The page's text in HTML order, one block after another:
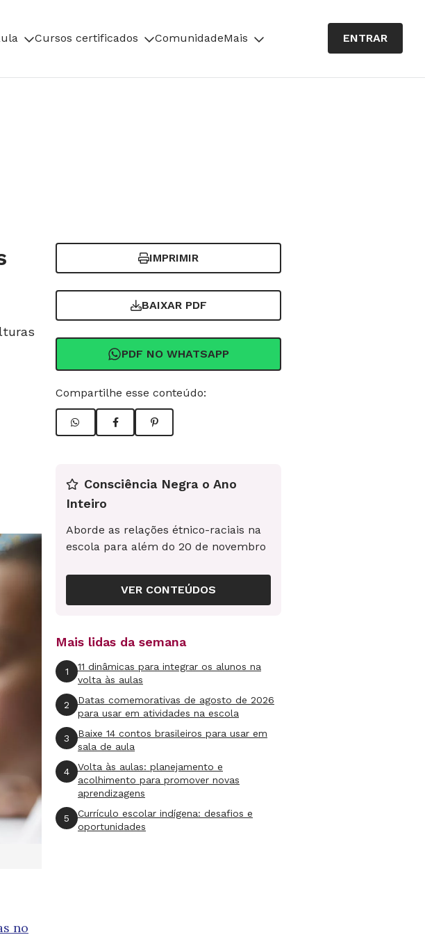
Cursos certificados ComunidadeMais ENTRAR
IMPRIMIR
BAIXAR PDF
PDF NO WHATSAPP
Compartilhe esse conteúdo:
no
Consciência Negra o Ano
Inteiro
Aborde as relações étnico-raciais na
escola para além do 20 de novembro
VER CONTEÚDOS
Mais lidas da semana
1
11 dinâmicas para integrar os alunos na
volta às aulas
2
Datas comemorativas de agosto de 2026
para usar em atividades na escola
3
Baixe 14 contos brasileiros para usar em
sala de aula
4
Volta às aulas: planejamento e
acolhimento para promover novas
aprendizagens
5
Currículo escolar indígena: desafios e
oportunidades